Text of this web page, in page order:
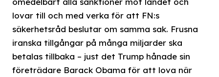
lovar till och med verka för att FN:s
säkerhetsråd beslutar om samma sak. Frusna
iranska tillgångar på många miljarder ska
betalas tillbaka – just det Trump hånade sin
företrädare Barack Obama för att lova när